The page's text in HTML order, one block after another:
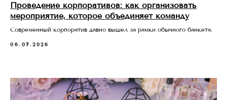
Проведение корпоративов: как организовать
мероприятие, которое объединяет команду
Современный корпоратив давно вышел за рамки обычного банкета.
06.07.2026